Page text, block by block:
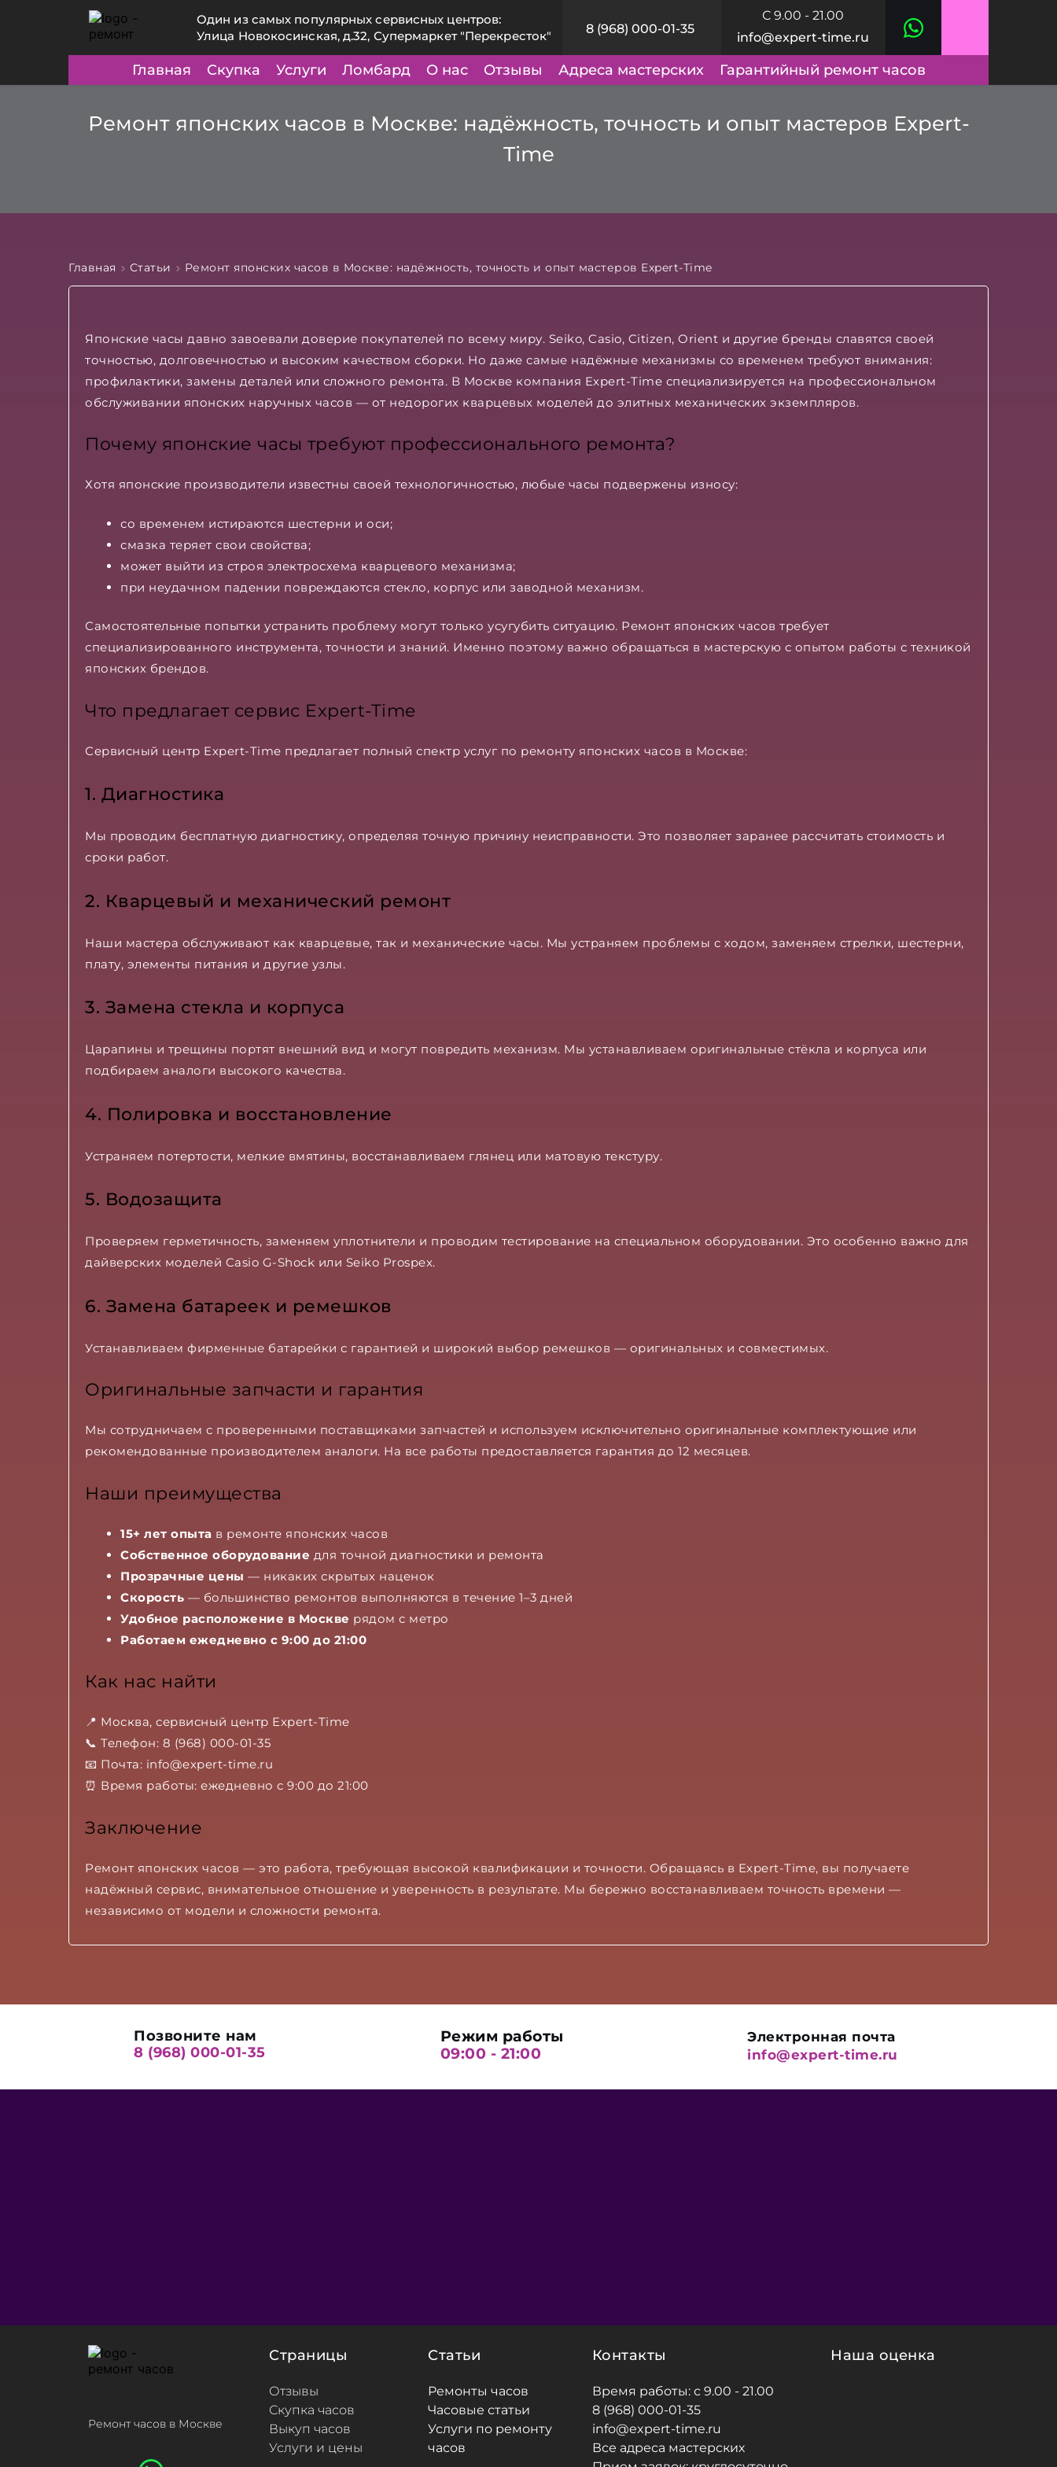
Один из самых популярных сервисных центров:
Улица Новокосинская, д.32, Супермаркет "Перекресток"
8 (968) 000-01-35
С 9.00 - 21.00
info@expert-time.ru
Главная Скупка Услуги Ломбард О нас Отзывы Адреса мастерских Гарантийный ремонт часов
Ремонт японских часов в Москве: надёжность, точность и опыт мастеров Expert-
Time
Главная Статьи Ремонт японских часов в Москве: надёжность, точность и опыт мастеров Expert-Time
Японские часы давно завоевали доверие покупателей по всему миру. Seiko, Casio, Citizen, Orient и другие бренды славятся своей
точностью, долговечностью и высоким качеством сборки. Но даже самые надёжные механизмы со временем требуют внимания:
профилактики, замены деталей или сложного ремонта. В Москве компания Expert-Time специализируется на профессиональном
обслуживании японских наручных часов — от недорогих кварцевых моделей до элитных механических экземпляров.
Почему японские часы требуют профессионального ремонта?
Хотя японские производители известны своей технологичностью, любые часы подвержены износу:
со временем истираются шестерни и оси;
смазка теряет свои свойства;
может выйти из строя электросхема кварцевого механизма;
при неудачном падении повреждаются стекло, корпус или заводной механизм.
Самостоятельные попытки устранить проблему могут только усугубить ситуацию. Ремонт японских часов требует
специализированного инструмента, точности и знаний. Именно поэтому важно обращаться в мастерскую с опытом работы с техникой
японских брендов.
Что предлагает сервис Expert-Time
Сервисный центр Expert-Time предлагает полный спектр услуг по ремонту японских часов в Москве:
1. Диагностика
Мы проводим бесплатную диагностику, определяя точную причину неисправности. Это позволяет заранее рассчитать стоимость и
сроки работ.
2. Кварцевый и механический ремонт
Наши мастера обслуживают как кварцевые, так и механические часы. Мы устраняем проблемы с ходом, заменяем стрелки, шестерни,
плату, элементы питания и другие узлы.
3. Замена стекла и корпуса
Царапины и трещины портят внешний вид и могут повредить механизм. Мы устанавливаем оригинальные стёкла и корпуса или
подбираем аналоги высокого качества.
4. Полировка и восстановление
Устраняем потертости, мелкие вмятины, восстанавливаем глянец или матовую текстуру.
5. Водозащита
Проверяем герметичность, заменяем уплотнители и проводим тестирование на специальном оборудовании. Это особенно важно для
дайверских моделей Casio G-Shock или Seiko Prospex.
6. Замена батареек и ремешков
Устанавливаем фирменные батарейки с гарантией и широкий выбор ремешков — оригинальных и совместимых.
Оригинальные запчасти и гарантия
Мы сотрудничаем с проверенными поставщиками запчастей и используем исключительно оригинальные комплектующие или
рекомендованные производителем аналоги. На все работы предоставляется гарантия до 12 месяцев.
Наши преимущества
15+ лет опыта в ремонте японских часов
Собственное оборудование для точной диагностики и ремонта
Прозрачные цены — никаких скрытых наценок
Скорость — большинство ремонтов выполняются в течение 1–3 дней
Удобное расположение в Москве рядом с метро
Работаем ежедневно с 9:00 до 21:00
Как нас найти
📍 Москва, сервисный центр Expert-Time
📞 Телефон: 8 (968) 000-01-35
📧 Почта: info@expert-time.ru
⏰ Время работы: ежедневно с 9:00 до 21:00
Заключение
Ремонт японских часов — это работа, требующая высокой квалификации и точности. Обращаясь в Expert-Time, вы получаете
надёжный сервис, внимательное отношение и уверенность в результате. Мы бережно восстанавливаем точность времени —
независимо от модели и сложности ремонта.
Позвоните нам
8 (968) 000-01-35
Режим работы
09:00 - 21:00
Электронная почта
info@expert-time.ru
Ремонт часов в Москве
Страницы
Отзывы
Скупка часов
Выкуп часов
Услуги и цены
Статьи
Ремонты часов
Часовые статьи
Услуги по ремонту
часов
Контакты
Время работы: с 9.00 - 21.00
8 (968) 000-01-35
info@expert-time.ru
Все адреса мастерских
Наша оценка